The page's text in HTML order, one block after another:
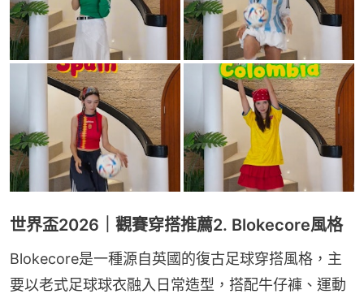
世界盃2026｜觀賽穿搭推薦2. Blokecore風格
Blokecore是一種源自英國的復古足球穿搭風格，主
要以老式足球球衣融入日常造型，搭配牛仔褲、運動